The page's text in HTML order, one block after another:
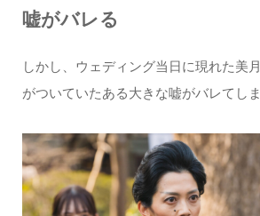
嘘がバレる
しかし、ウェディング当日に現れた美
がついていたある大きな嘘がバレてし